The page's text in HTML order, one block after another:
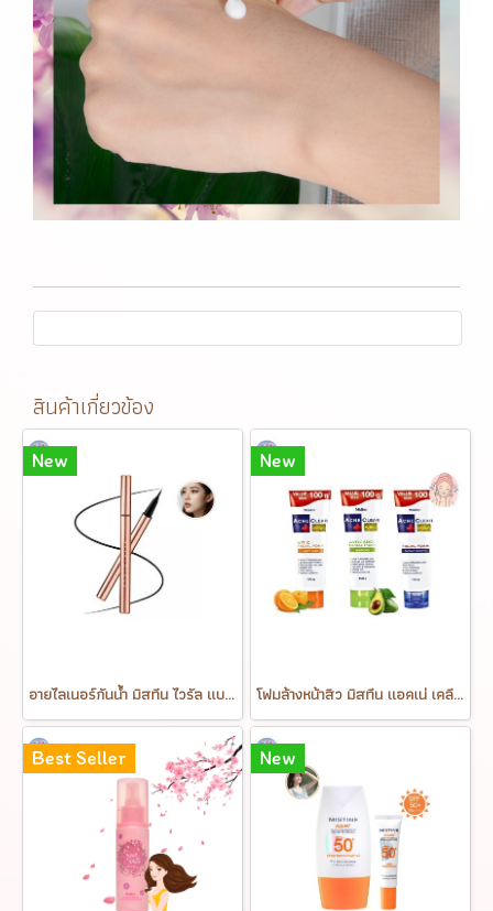
สินค้าเกี่ยวข้อง
New
อายไลเนอร์กันน้ำ มิสทีน ไวรัล แบล็ค Mistine Viral Black Eyeliner 1g.
New
โฟมล้างหน้าสิว มิสทีน แอคเน่ เคลียร์ หลอดใหญ่ 100 กรัม Mistine Acne Clear Facial Foam 100 g.
Best Seller New